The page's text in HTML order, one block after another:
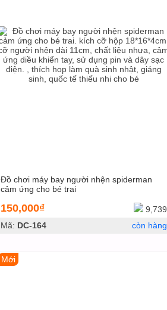
Đồ chơi máy bay người nhện spiderman
cảm ứng cho bé trai
150,000₫
9,739
Mã: DC-164 còn hàng
Mới